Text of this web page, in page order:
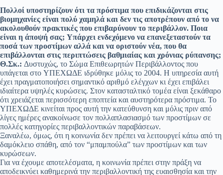
Πολλοί υποστηρίζουν ότι τα πρόστιμα που επιδικάζονται στις
βιομηχανίες είναι πολύ χαμηλά και δεν τις αποτρέπουν από το να
ακολουθούν πρακτικές που επιβαρύνουν το περιβάλλον. Ποια
είναι η άποψή σας; Yπάρχει ενδεχόμενο να επανεξεταστούν τα
ποσά των προστίμων αλλά και να οριστούν νέα, που θα
επιβάλλονται στις περιπτώσεις βαθμιαίας και χρόνιας ρύπανσης;
Θ.Σκ.: Δυστυχώς, το Σώμα Επιθεωρητών Περιβάλλοντος που
υπάγεται στο YΠΕΧΩΔΕ ιδρύθηκε μόλις το 2004. Η υπηρεσία αυτή
έχει πραγματοποιήσει σημαντικό αριθμό ελέγχων κι έχει επιβάλει
ιδιαίτερα υψηλές κυρώσεις. Στον κατασταλτικό τομέα είναι ξεκάθαρο
ότι χρειάζεται περισσότερη εποπτεία και αυστηρότερα πρόστιμα. Το
YΠΕΧΩΔΕ κινείται προς αυτή την κατεύθυνση και μόλις πριν από
λίγες ημέρες ανακοίνωσε τον πολλαπλασιασμό των προστίμων σε
πολλές κατηγορίες περιβαλλοντικών παραβάσεων.
Ξαναλέω, όμως, ότι η κοινωνία δεν πρέπει να λειτουργεί κάτω από τη
δαμόκλειο σπάθη, από τον “μπαμπούλα” των προστίμων και των
κυρώσεων.
Για να έχουμε αποτελέσματα, η κοινωνία πρέπει στην πράξη να
αποδεικνύει καθημερινά την περιβαλλοντική της ευαισθησία και την